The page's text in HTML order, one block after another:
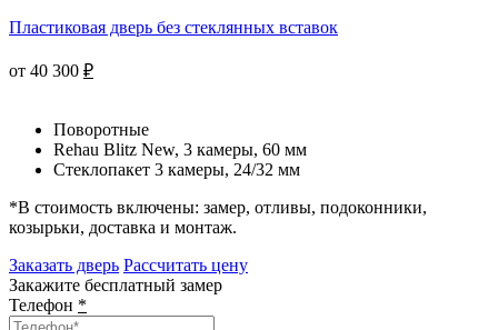
Пластиковая дверь без стеклянных вставок
от 40 300 ₽
Поворотные
Rehau Blitz New, 3 камеры, 60 мм
Стеклопакет 3 камеры, 24/32 мм
*В стоимость включены: замер, отливы, подоконники,
козырьки, доставка и монтаж.
Заказать дверь Рассчитать цену
Закажите бесплатный замер
Телефон *